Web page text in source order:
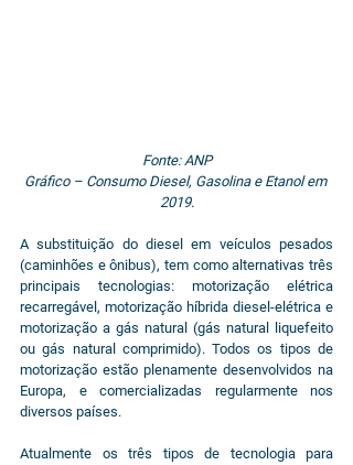
Fonte: ANP
Gráfico – Consumo Diesel, Gasolina e Etanol em
2019.
A substituição do diesel em veículos pesados
(caminhões e ônibus), tem como alternativas três
principais tecnologias: motorização elétrica
recarregável, motorização híbrida diesel-elétrica e
motorização a gás natural (gás natural liquefeito
ou gás natural comprimido). Todos os tipos de
motorização estão plenamente desenvolvidos na
Europa, e comercializadas regularmente nos
diversos países.
Atualmente os três tipos de tecnologia para